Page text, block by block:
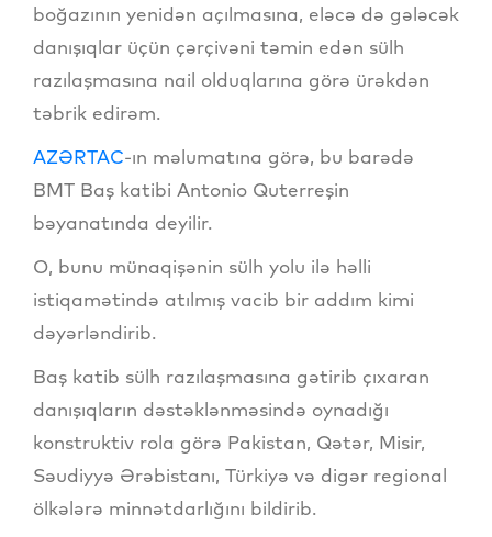
boğazının yenidən açılmasına, eləcə də gələcək
danışıqlar üçün çərçivəni təmin edən sülh
razılaşmasına nail olduqlarına görə ürəkdən
təbrik edirəm.
AZƏRTAC-ın məlumatına görə, bu barədə
BMT Baş katibi Antonio Quterreşin
bəyanatında deyilir.
O, bunu münaqişənin sülh yolu ilə həlli
istiqamətində atılmış vacib bir addım kimi
dəyərləndirib.
Baş katib sülh razılaşmasına gətirib çıxaran
danışıqların dəstəklənməsində oynadığı
konstruktiv rola görə Pakistan, Qətər, Misir,
Səudiyyə Ərəbistanı, Türkiyə və digər regional
ölkələrə minnətdarlığını bildirib.